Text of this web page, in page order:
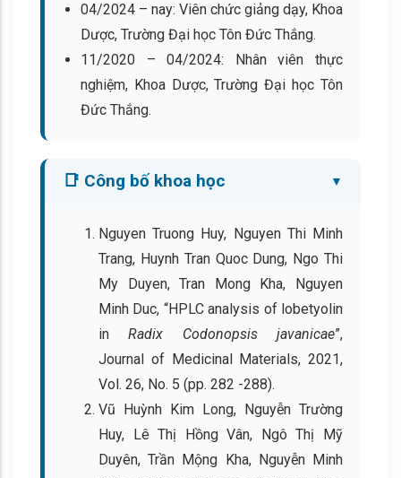
04/2024 – nay: Viên chức giảng dạy, Khoa
Dược, Trường Đại học Tôn Đức Thắng.
11/2020 – 04/2024: Nhân viên thực
nghiệm, Khoa Dược, Trường Đại học Tôn
Đức Thắng.
📑 Công bố khoa học
Nguyen Truong Huy, Nguyen Thi Minh
Trang, Huynh Tran Quoc Dung, Ngo Thi
My Duyen, Tran Mong Kha, Nguyen
Minh Duc, “HPLC analysis of lobetyolin
in Radix Codonopsis javanicae”,
Journal of Medicinal Materials, 2021,
Vol. 26, No. 5 (pp. 282 -288).
Vũ Huỳnh Kim Long, Nguyễn Trường
Huy, Lê Thị Hồng Vân, Ngô Thị Mỹ
Duyên, Trần Mộng Kha, Nguyễn Minh